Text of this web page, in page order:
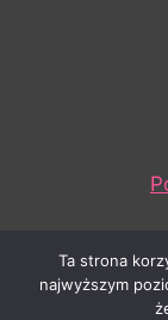
Ta strona
najwyższym